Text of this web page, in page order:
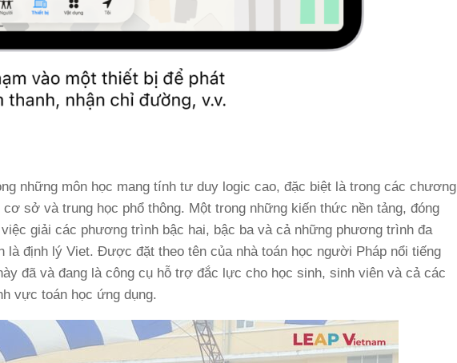
những môn học mang tính tư duy logic cao, đặc biệt là trong các chương
sở và trung học phổ thông. Một trong những kiến thức nền tảng, đóng
giải các phương trình bậc hai, bậc ba và cả những phương trình đa
là định lý Viet. Được đặt theo tên của nhà toán học người Pháp nổi tiếng
đã và đang là công cụ hỗ trợ đắc lực cho học sinh, sinh viên và cả các
vực toán học ứng dụng.